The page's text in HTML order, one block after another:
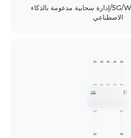
5G/Wi-Fi 7/ IP65/PoE/إدارة سحابية مدعومة بالذكاء
الاصطناعي